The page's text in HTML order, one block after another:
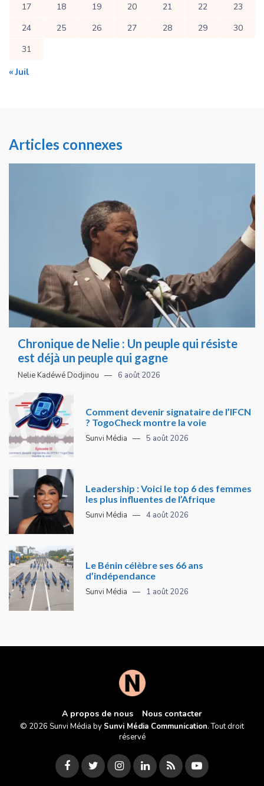
17
18 19 20 21 22
23
24
25 26 27 28 29
30
31
« Juil
Articles connexes
Chronique de Nelie : Un peuple qui résiste
est déjà un peuple qui gagne
Nelie Kadéwé Dodjinou 6 août 2026
Comment devenir signataire de l’IFCN
? TogoCheck montre la voie
Sunvi Média 5 août 2026
Leadership : Voici le top 6 des femmes
les plus influentes de l’Afrique
Sunvi Média 4 août 2026
Le Bénin célèbre ses 66 ans
d’indépendance
Sunvi Média 1 août 2026
A propos de nous Nous contacter
© 2026 Sunvi Média by Sunvi Média Communication. Tout droit
réservé